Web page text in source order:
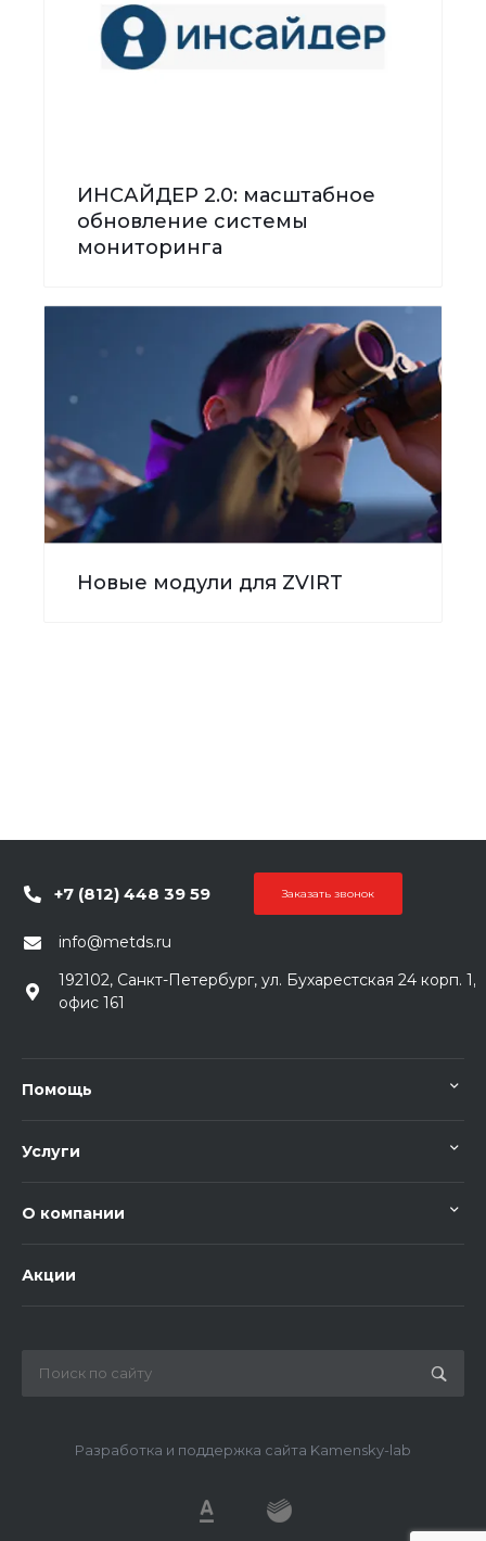
ИНСАЙДЕР 2.0: масштабное
обновление системы
мониторинга
Новые модули для ZVIRT
+7 (812) 448 39 59 Заказать звонок
info@metds.ru
192102, Санкт-Петербург, ул. Бухарестская 24 корп. 1,
офис 161
Помощь
Услуги
О компании
Акции
Разработка и поддержка сайта Kamensky-lab